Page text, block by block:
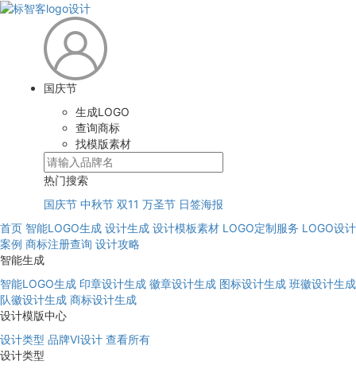
国庆节
生成LOGO
查询商标
找模版素材
热门搜索
国庆节 中秋节 双11 万圣节 日签海报
首页 智能LOGO生成 设计生成 设计模板素材 LOGO定制服务 LOGO设计
案例 商标注册查询 设计攻略
智能生成
智能LOGO生成 印章设计生成 徽章设计生成 图标设计生成 班徽设计生成
队徽设计生成 商标设计生成
设计模版中心
设计类型 品牌VI设计 查看所有
设计类型